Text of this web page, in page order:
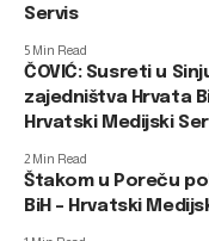
Servis
5 Min Read
ČOVIĆ: Susreti u
zajedništva Hrvata
Hrvatski Medijski
2 Min Read
Štakom u Poreču
BiH – Hrvatski